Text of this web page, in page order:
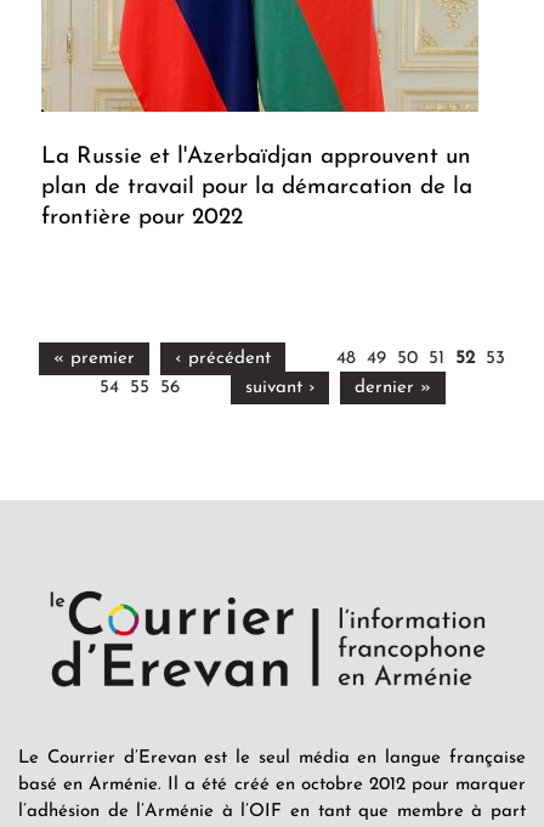
La Russie et l'Azerbaïdjan approuvent un
plan de travail pour la démarcation de la
frontière pour 2022
« premier ‹ précédent 48 49 50 51 52
53
54
55 56 suivant › dernier »
Le Courrier d’Erevan est le seul média en langue française
basé en Arménie. Il a été créé en octobre 2012 pour marquer
l’adhésion de l’Arménie à l’OIF en tant que membre à part